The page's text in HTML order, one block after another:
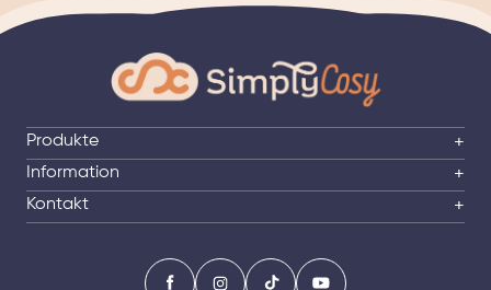
Produkte +
Information +
Kontakt +